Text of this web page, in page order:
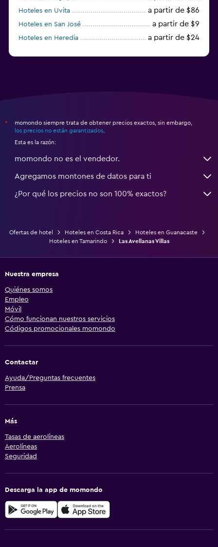
Hoteles en Uvita a partir de $86
Hoteles en San José a partir de $9
Hoteles en Heredia a partir de $24
*
momondo siempre trata de obtener precios exactos, sin embargo,
los precios no están garantizados
Esta es la razón:
momondo no es el vendedor.
Agregamos montones de datos para ti
¿Por qué los precios no son 100% exactos?
Ofertas de hotel Hoteles en Costa Rica
Hoteles en Guanacaste
Hoteles en Tamarindo
Las Avellanas Villas
Nuestra empresa
Quiénes somos
Empleo
Móvil
Cómo funcionan nuestros servicios
Códigos promocionales momondo
Contactar
Ayuda/Preguntas frecuentes
Prensa
Más
Tasas de aerolíneas
Aerolíneas
Seguridad
Descarga la app de momondo